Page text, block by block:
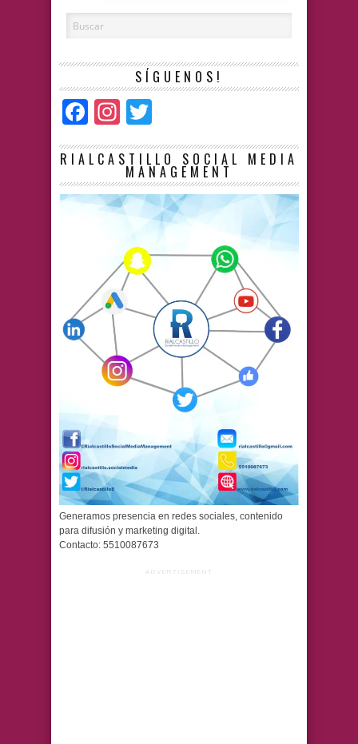
SÍGUENOS!
Facebook
Instagram
RIALCASTILLO SOCIAL MEDIA
MANAGEMENT
Generamos presencia en redes sociales, contenido
para difusión y marketing digital.
Contacto: 5510087673
ADVERTISEMENT